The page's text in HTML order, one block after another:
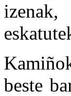
beste